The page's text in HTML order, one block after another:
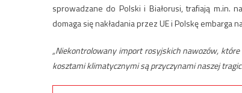
sprowadzane do Polski i Białorusi, trafiają m.in.
domaga się nakładania przez UE i Polskę
„Niekontrolowany import rosyjskich nawozów,
kosztami klimatycznymi są przyczynami naszej